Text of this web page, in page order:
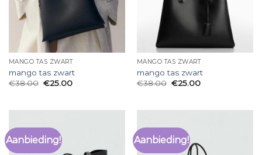
MANGO TAS ZWART
mango tas zwart
€38.00 €25.00
MANGO TAS ZWART
mango tas zwart
€38.00 €25.00
Aanbieding! Aanbieding!